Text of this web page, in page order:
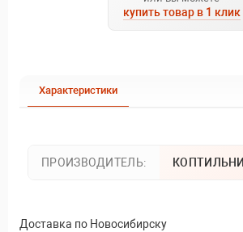
купить товар в 1 клик
Характеристики
ПРОИЗВОДИТЕЛЬ: КОПТИЛЬНИ
Доставка по Новосибирску